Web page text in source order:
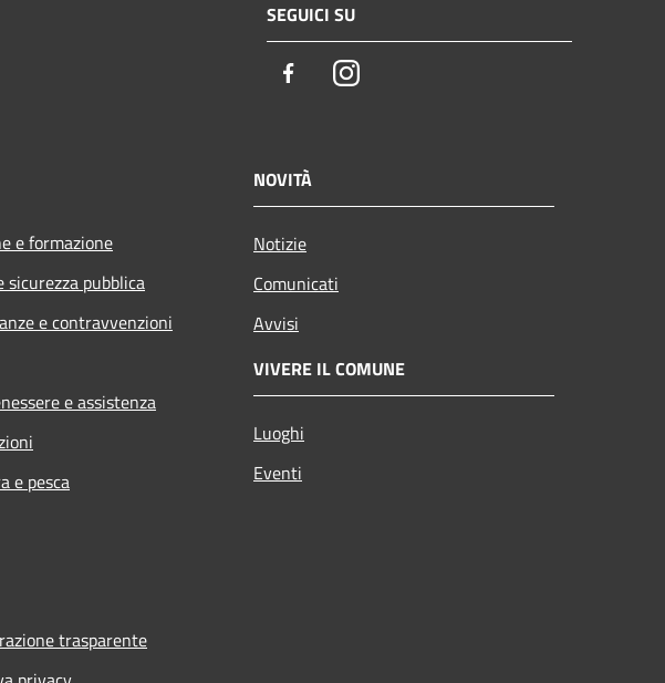
SEGUICI SU
FacebookInstagram
e formazione
sicurezza pubblica
e contravvenzioni
e assistenza
e pesca
NOVITÀ
Notizie
Comunicati
Avvisi
VIVERE IL COMUNE
Luoghi
Eventi
trasparente